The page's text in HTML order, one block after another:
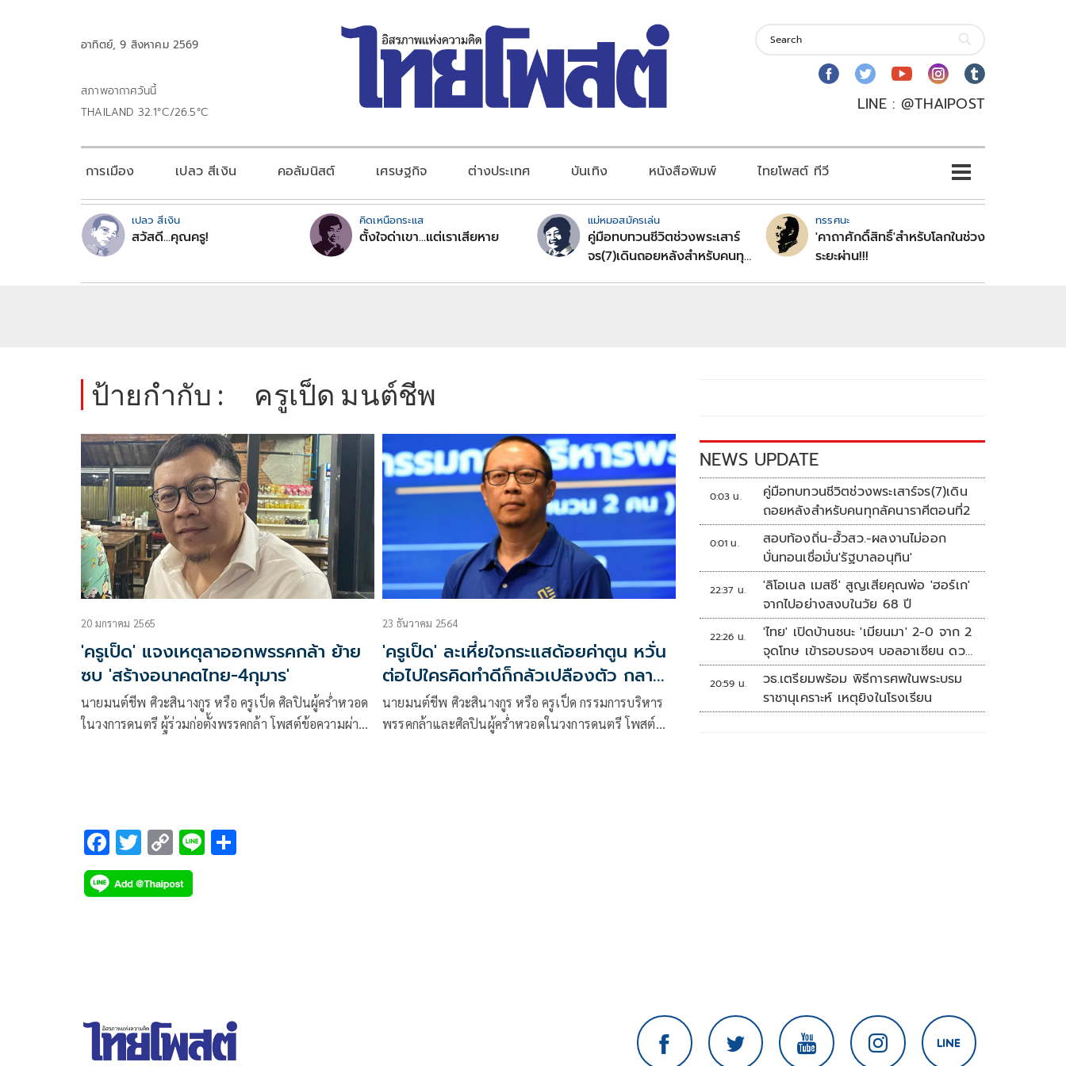
อาทิตย์, 9 สิงหาคม 2569
สภาพอากาศวันนี้
THAILAND 32.1°C/26.5°C
LINE : @THAIPOST
การเมือง เปลว สีเงิน คอลัมนิสต์ เศรษฐกิจ ต่างประเทศ บันเทิง หนังสือพิมพ์ ไทยโพสต์ ทีวี
เปลว สีเงิน
สวัสดี...คุณครู!
คิดเหนือกระแส
ตั้งใจด่าเขา...แต่เราเสียหาย
แม่หมอสมัครเล่น
คู่มือทบทวนชีวิตช่วงพระเสาร์
จร(7)เดินถอยหลังสำหรับคนทุก
ทรรศนะ
'คาถาศักดิ์สิทธิ์'สำหรับโลกในช่วง
ระยะผ่าน!!!
ป้ายกำกับ : ครูเป็ด มนต์ชีพ
20 มกราคม 2565
'ครูเป็ด' แจงเหตุลาออกพรรคกล้า ย้าย
ซบ 'สร้างอนาคตไทย-4กุมาร'
นายมนต์ชีพ ศิวะสินางกูร หรือ ครูเป็ด ศิลปินผู้คร่ำหวอด
ในวงการดนตรี ผู้ร่วมก่อตั้งพรรคกล้า โพสต์ข้อความผ่าน
23 ธันวาคม 2564
'ครูเป็ด' ละเหี่ยใจกระแสด้อยค่าตูน หวั่น
ต่อไปใครคิดทำดีก็กลัวเปลืองตัว กลาย
เป็นสังคมตัวใครตัวมัน
นายมนต์ชีพ ศิวะสินางกูร หรือ ครูเป็ด กรรมการบริหาร
พรรคกล้าและศิลปินผู้คร่ำหวอดในวงการดนตรี โพสต์
F
ac
e
T
wi
tt
C
o
p
Li
NEWS UPDATE
0:03 น.
คู่มือทบทวนชีวิตช่วงพระเสาร์จร(7)เดิน
ถอยหลังสำหรับคนทุกลัคนาราศีตอนที่2
0:01 น.
สอบท้องถิ่น-ฮั้วสว.-ผลงานไม่ออก
บั่นทอนเชื่อมั่น'รัฐบาลอนุทิน'
22:37 น.
'ลิโอเนล เมสซี' สูญเสียคุณพ่อ 'ฮอร์เก'
จากไปอย่างสงบในวัย 68 ปี
22:26 น.
'ไทย' เปิดบ้านชนะ 'เมียนมา' 2-0 จาก 2
จุดโทษ เข้ารอบรองฯ บอลอาเซียน ดวล
'สิงคโปร์'
20:59 น.
วธ.เตรียมพร้อม พิธีการศพในพระบรม
ราชานุเคราะห์ เหตุยิงในโรงเรียน